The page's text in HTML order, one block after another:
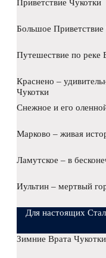
Приветствие Чукотки
Большое Приветствие
Путешествие по реке
Краснено –
Чукотки
Снежное и его
Марково – живая
Ламутское – в
Иультин – мертвый
Для настоящих
Зимние Врата